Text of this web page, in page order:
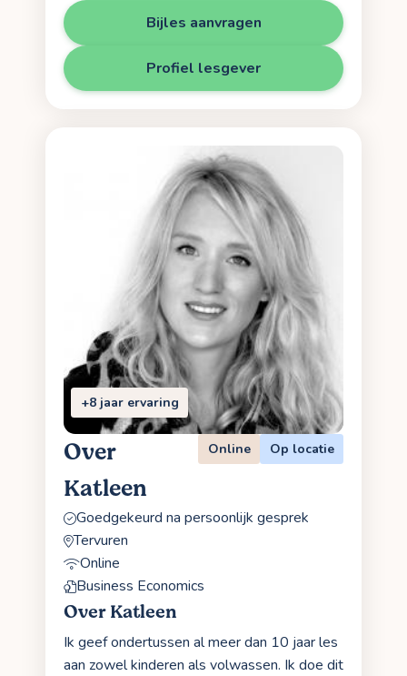
Bijles aanvragen
Profiel lesgever
+8 jaar ervaring
Over
Katleen
Online Op locatie
Goedgekeurd na persoonlijk gesprek
Tervuren
Online
Business Economics
Over Katleen
Ik geef ondertussen al meer dan 10 jaar les
aan zowel kinderen als volwassen. Ik doe dit